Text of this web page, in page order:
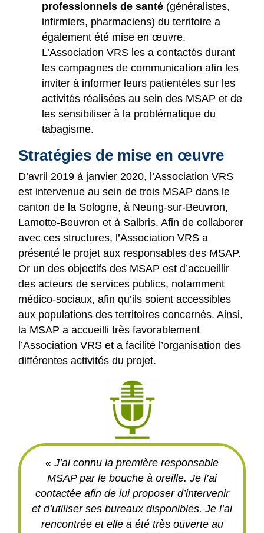
professionnels de santé (généralistes,
infirmiers, pharmaciens) du territoire a
également été mise en œuvre.
L’Association VRS les a contactés durant
les campagnes de communication afin les
inviter à informer leurs patientèles sur les
activités réalisées au sein des MSAP et de
les sensibiliser à la problématique du
tabagisme.
Stratégies de mise en œuvre
D’avril 2019 à janvier 2020, l’Association VRS
est intervenue au sein de trois MSAP dans le
canton de la Sologne, à Neung-sur-Beuvron,
Lamotte-Beuvron et à Salbris. Afin de collaborer
avec ces structures, l’Association VRS a
présenté le projet aux responsables des MSAP.
Or un des objectifs des MSAP est d’accueillir
des acteurs de services publics, notamment
médico-sociaux, afin qu’ils soient accessibles
aux populations des territoires concernés. Ainsi,
la MSAP a accueilli très favorablement
l’Association VRS et a facilité l’organisation des
différentes activités du projet.
« J’ai connu la première responsable
MSAP par le bouche à oreille. Je l’ai
contactée afin de lui proposer d’intervenir
et d’utiliser ses bureaux disponibles. Je l’ai
rencontrée et elle a été très ouverte au